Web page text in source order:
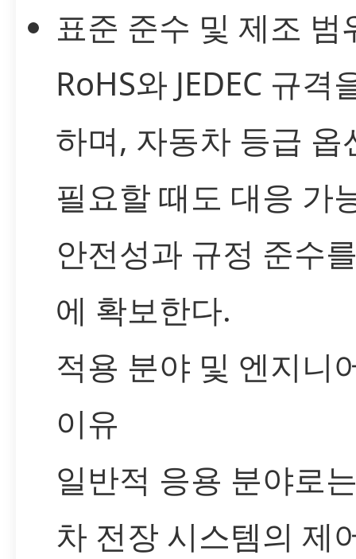
표준 준수 및 제조 범
RoHS와 JEDEC 규격
하며, 자동차 등급 옵
필요할 때도 대응 가
안전성과 규정 준수
에 확보한다.
적용 분야 및 엔지니
이유
일반적 응용 분야로
차 전장 시스템의 제